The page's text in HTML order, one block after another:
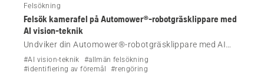
Felsökning
Felsök kamerafel på Automower®-robotgräsklippare med
AI vision-teknik
Undviker din Automower®-robotgräsklippare med AI
vision-teknik inte föremål eller visar den ett kamerafel?
Felsök meddelanden som Kameralins blockerad,
#AI vision-teknik
#allmän felsökning
#identifiering av föremål
#rengöring